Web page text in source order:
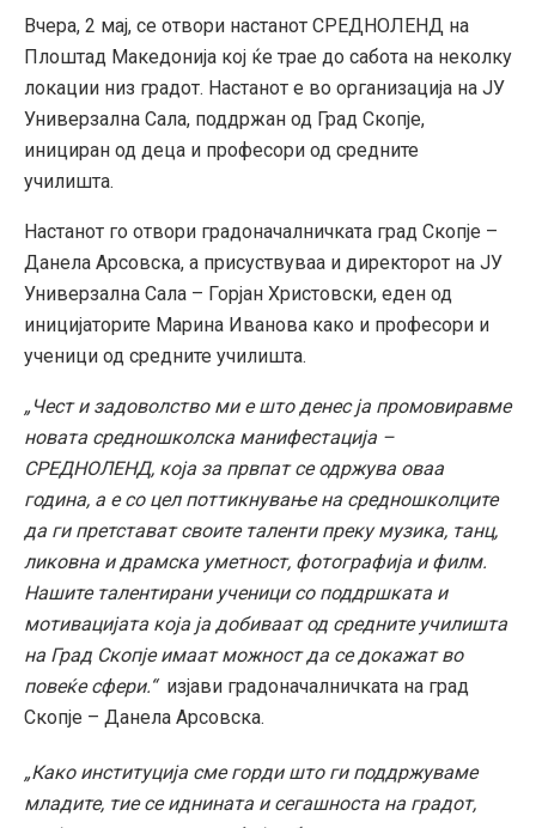
Вчера, 2 мај, се отвори настанот СРЕДНОЛЕНД на
Плоштад Македонија кој ќе трае до сабота на неколку
локации низ градот. Настанот е во организација на ЈУ
Универзална Сала, поддржан од Град Скопје,
инициран од деца и професори од средните
училишта.
Настанот го отвори градоначалничката град Скопје –
Данела Арсовска, а присуствуваа и директорот на ЈУ
Универзална Сала – Горјан Христовски, еден од
иницијаторите Марина Иванова како и професори и
ученици од средните училишта.
„Чест и задоволство ми е што денес ја промовиравме
новата средношколска манифестација –
СРЕДНОЛЕНД, која за првпат се одржува оваа
година, а е со цел поттикнување на средношколците
да ги претстават своите таленти преку музика, танц,
ликовна и драмска уметност, фотографија и филм.
Нашите талентирани ученици со поддршката и
мотивацијата која ја добиваат од средните училишта
на Град Скопје имаат можност да се докажат во
повеќе сфери.“изјави градоначалничката на град
Скопје – Данела Арсовска.
„Како институција сме горди што ги поддржуваме
младите, тие се иднината и сегашноста на градот,